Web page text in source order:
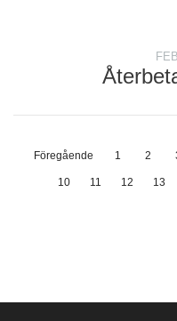
Föregående 1 2
10 11 12 13